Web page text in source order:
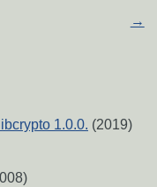
→
1.0.0. (2019)